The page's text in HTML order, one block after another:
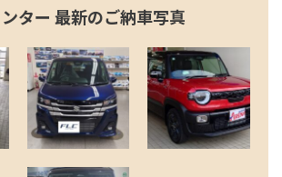
ター 最新のご納車写真